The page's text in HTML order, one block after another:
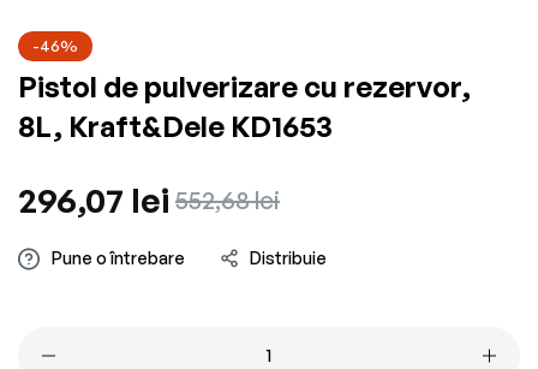
-46%
Pistol de pulverizare cu rezervor,
8L, Kraft&Dele KD1653
Preț
obișnuit
296,07 lei Preț
redus
552,68 lei
Pune o întrebare Distribuie